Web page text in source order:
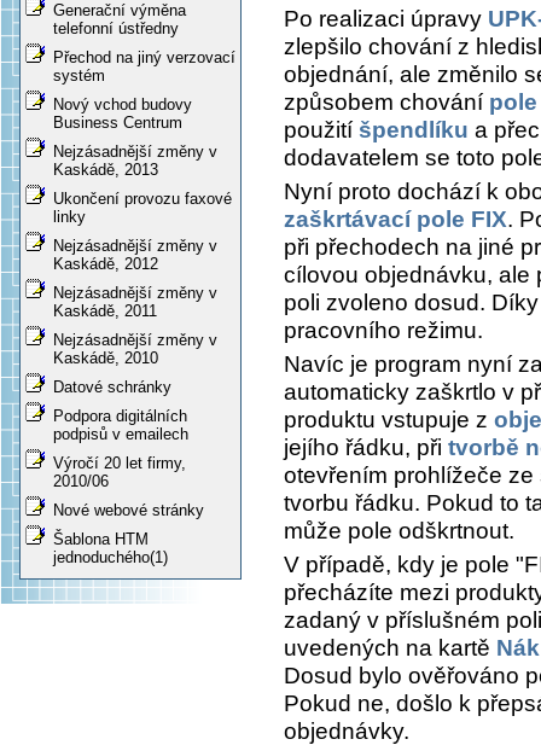
Generační výměna
telefonní ústředny
Přechod na jiný verzovací
systém
Nový vchod budovy
Business Centrum
Nejzásadnější změny v
Kaskádě, 2013
Ukončení provozu faxové
linky
Nejzásadnější změny v
Kaskádě, 2012
Nejzásadnější změny v
Kaskádě, 2011
Nejzásadnější změny v
Kaskádě, 2010
Datové schránky
Podpora digitálních
podpisů v emailech
Výročí 20 let firmy,
2010/06
Nové webové stránky
Šablona HTM
jednoduchého(1)
Po realizaci úpravy
zlepšilo chování z
objednání, ale změnilo
způsobem chování
použití špendlíku a
dodavatelem se toto
Nyní proto dochází k
zaškrtávací pole FIX.
při přechodech na jiné
cílovou objednávku, ale
poli zvoleno dosud.
pracovního režimu.
Navíc je program nyní
automaticky zaškrtlo v
produktu vstupuje z
jejího řádku, při tvorbě
otevřením prohlížeče
tvorbu řádku. Pokud to
může pole odškrtnout.
V případě, kdy je pole
přecházíte mezi
zadaný v příslušném
uvedených na kartě
Dosud bylo ověřováno
Pokud ne, došlo k
objednávky.